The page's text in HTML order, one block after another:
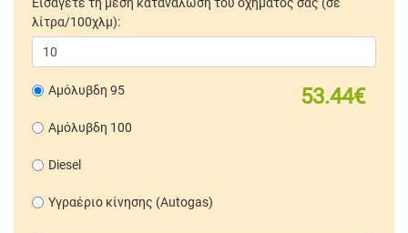
Εισάγετε τη μέση κατανάλωσή του οχήματός σας (σε
λίτρα/100χλμ):
53.44€
Αμόλυβδη 95
Αμόλυβδη 100
Diesel
Υγραέριο κίνησης (Autogas)